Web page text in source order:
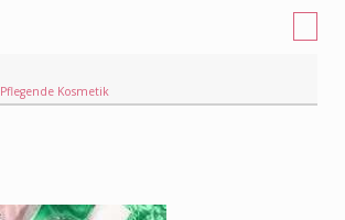
Pflegende Kosmetik